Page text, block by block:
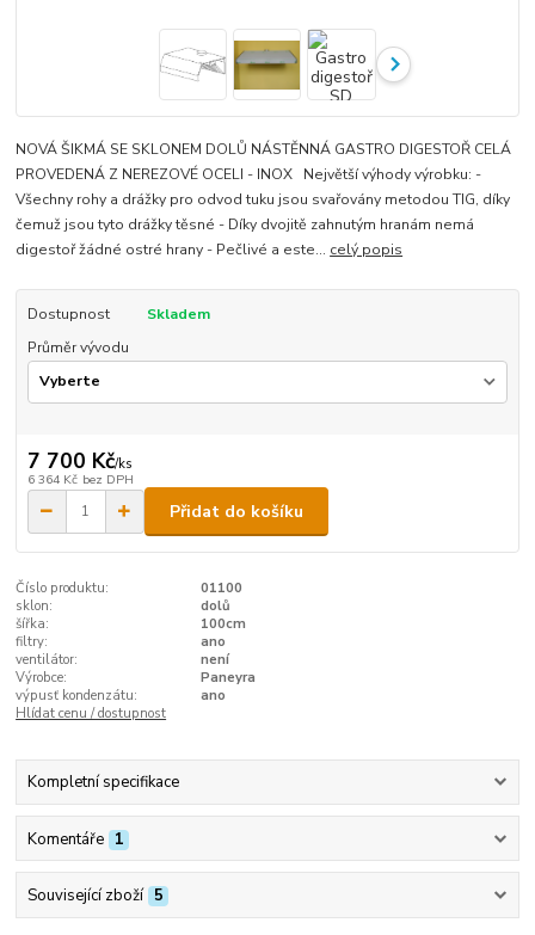
NOVÁ ŠIKMÁ SE SKLONEM DOLŮ NÁSTĚNNÁ GASTRO DIGESTOŘ CELÁ
PROVEDENÁ Z NEREZOVÉ OCELI - INOX Největší výhody výrobku: -
Všechny rohy a drážky pro odvod tuku jsou svařovány metodou TIG, díky
čemuž jsou tyto drážky těsné - Díky dvojitě zahnutým hranám nemá
digestoř žádné ostré hrany - Pečlivé a este... celý popis
Dostupnost
Skladem
Průměr vývodu
7 700 Kč/ks
6 364 Kč bez DPH
Přidat do košíku
Číslo produktu:
01100
sklon:
dolů
šířka:
100cm
filtry:
ano
ventilátor:
není
Výrobce:
Paneyra
výpusť kondenzátu:
ano
Hlídat cenu / dostupnost
Kompletní specifikace
Komentáře 1
Související zboží 5